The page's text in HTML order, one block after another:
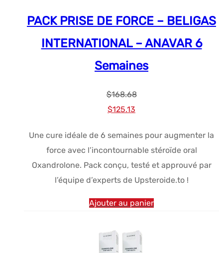
PACK PRISE DE FORCE – BELIGAS
INTERNATIONAL – ANAVAR 6
Semaines
$168.68
Le
initial
était :
$168.68.
$125.13
actuel
est :
$125.13.
Une cure idéale de 6 semaines pour augmenter la
force avec l’incontournable stéroïde oral
Oxandrolone. Pack conçu, testé et approuvé par
l’équipe d’experts de Upsteroide.to !
Ajouter au panier